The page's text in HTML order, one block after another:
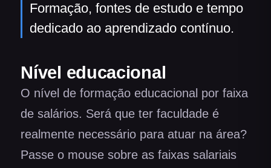
Formação, fontes de estudo e tempo
dedicado ao aprendizado contínuo.
Nível educacional
O nível de formação educacional por faixa
de salários. Será que ter faculdade é
realmente necessário para atuar na área?
Passe o mouse sobre as faixas salariais